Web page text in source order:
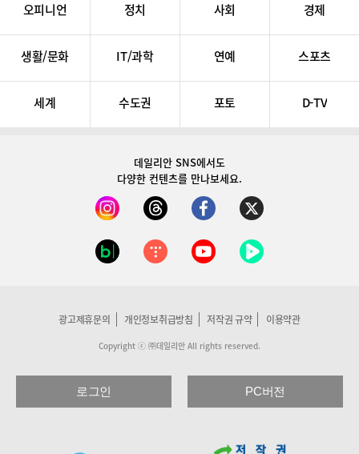
오피니언 정치 사회 경제
생활/문화 IT/과학 연예 스포츠
세계 수도권 포토 D-TV
데일리안 SNS에서도
다양한 컨텐츠를 만나보세요.
광고제휴문의 개인정보취급방침 저작권 규약 이용약관
Copyright ⓒ ㈜데일리안 All rights reserved.
로그인 PC버전